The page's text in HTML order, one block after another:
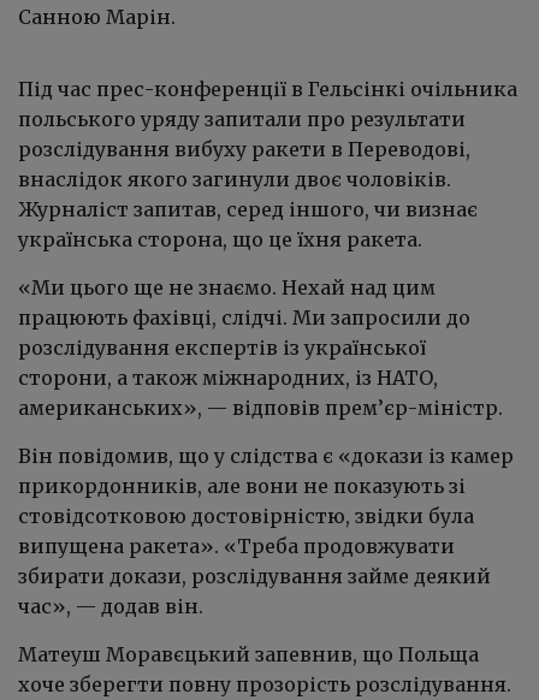
Санною Марін.
Під час прес-конференції в Гельсінкі очільника
польського уряду запитали про результати
розслідування вибуху ракети в Переводові,
внаслідок якого загинули двоє чоловіків.
Журналіст запитав, серед іншого, чи визнає
українська сторона, що це їхня ракета.
«Ми цього ще не знаємо. Нехай над цим
працюють фахівці, слідчі. Ми запросили до
розслідування експертів із української
сторони, а також міжнародних, із НАТО,
американських», — відповів прем’єр-міністр.
Він повідомив, що у слідства є «докази із камер
прикордонників, але вони не показують зі
стовідсотковою достовірністю, звідки була
випущена ракета». «Треба продовжувати
збирати докази, розслідування займе деякий
час», — додав він.
Матеуш Моравєцький запевнив, що Польща
хоче зберегти повну прозорість розслідування.